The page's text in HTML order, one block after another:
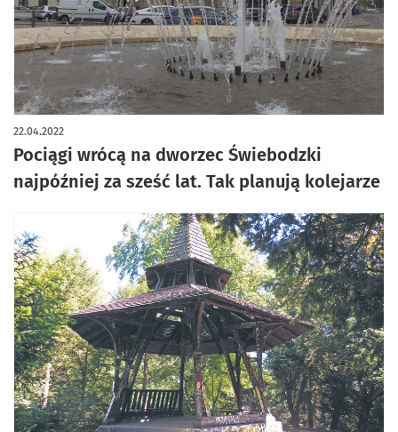
Pociągi wrócą na dworzec Świebodzki
najpóźniej za sześć lat. Tak planują kolejarze
22.04.2022